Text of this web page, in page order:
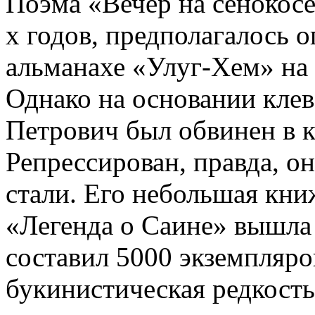
х годов, предполагалось
альманахе «Улуг-Хем»
Однако на основании
Петрович был обвинен в
Репрессирован, правда,
стали. Его небольшая
«Легенда о Саине»
составил 5000
букинистическая